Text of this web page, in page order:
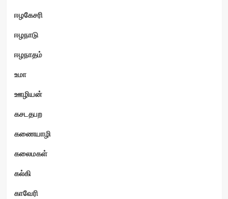
ஈழகேசரி
ஈழநாடு
ஈழநாதம்
உமா
ஊழியன்
கசடதபற
கணையாழி
கலைமகள்
கல்கி
காவேரி